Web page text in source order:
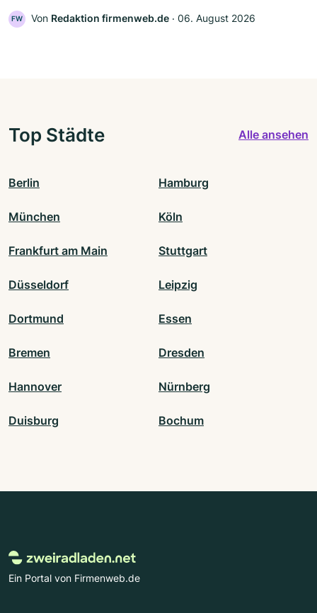
FW Von Redaktion firmenweb.de ‧ 06. August 2026
Top Städte Alle ansehen
Berlin Hamburg
München Köln
Frankfurt am Main Stuttgart
Düsseldorf Leipzig
Dortmund Essen
Bremen Dresden
Hannover Nürnberg
Duisburg Bochum
Ein Portal von Firmenweb.de